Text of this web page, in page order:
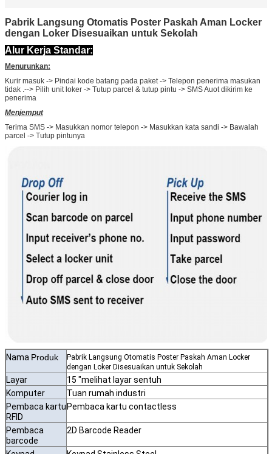
Pabrik Langsung Otomatis Poster Paskah Aman Locker
dengan Loker Disesuaikan untuk Sekolah
Alur Kerja Standar:
Menurunkan:
Kurir masuk -> Pindai kode batang pada paket -> Telepon penerima masukan
tidak .--> Pilih unit loker -> Tutup parcel & tutup pintu -> SMS Auot dikirim ke
penerima
Menjemput
Terima SMS -> Masukkan nomor telepon -> Masukkan kata sandi -> Bawalah
parcel -> Tutup pintunya
Nama Produk
Pabrik Langsung Otomatis Poster Paskah Aman Locker
dengan Loker Disesuaikan untuk Sekolah
Layar
15 "melihat layar sentuh
Komputer
Tuan rumah industri
Pembaca kartu
RFID
Pembaca kartu contactless
Pembaca
barcode
2D Barcode Reader